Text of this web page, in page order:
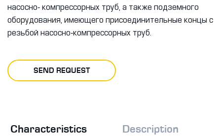
насосно- компрессорных труб, а также подземного
оборудования, имеющего присоединительные концы с
резьбой насосно-компрессорных труб.
SEND REQUEST
Characteristics Description